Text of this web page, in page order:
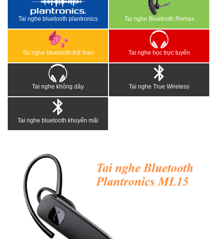
Tai nghe bluetooth plantronics Tai nghe Bluetooth Remax
Tai nghe bluetooth thể thao Tai nghe học trực tuyến
Tai nghe không dây Tai nghe True Wireless
Tai nghe bluetooth khuyến mãi